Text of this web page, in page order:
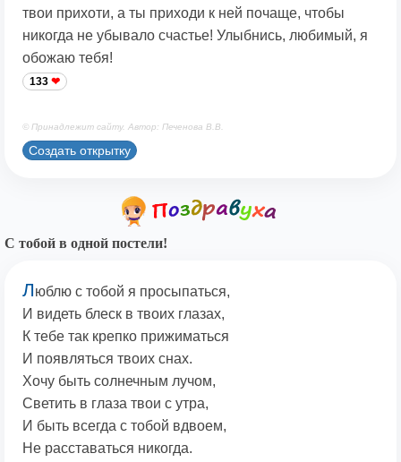
твои прихоти, а ты приходи к ней почаще, чтобы
никогда не убывало счастье! Улыбнись, любимый, я
обожаю тебя!
133
© Принадлежит сайту. Автор: Печенова В.В.
Создать открытку
С тобой в одной постели!
Люблю с тобой я просыпаться,
И видеть блеск в твоих глазах,
К тебе так крепко прижиматься
И появляться твоих снах.
Хочу быть солнечным лучом,
Светить в глаза твои с утра,
И быть всегда с тобой вдвоем,
Не расставаться никогда.